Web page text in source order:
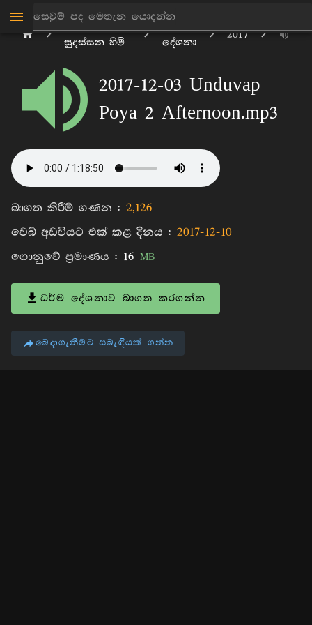
සුදස්සන හිමි
දේශනා
2017
2017-12-03 Unduvap
Poya 2 Afternoon.mp3
බාගත කිරීම් ගණන : 2,126
වෙබ් අඩවියට එක් කළ දිනය : 2017-12-10
ගොනුවේ ප්‍රමාණය : 16 MB
ධර්ම දේශනාව බාගත කරගන්න
බෙදාගැනීමට සබැඳියක් ගන්න